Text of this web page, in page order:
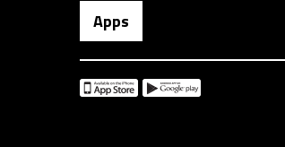
Apps